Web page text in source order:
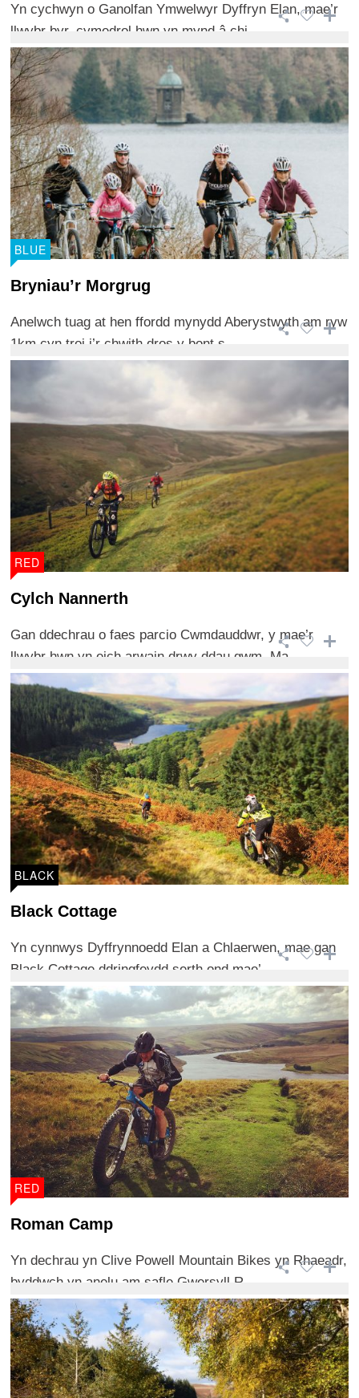
Yn cychwyn o Ganolfan Ymwelwyr Dyffryn Elan, mae’r
llwybr byr, cymedrol hwn yn mynd â chi ...
BLUE
Bryniau’r Morgrug
Anelwch tuag at hen ffordd mynydd Aberystwyth am ryw
1km cyn troi i’r chwith dros y bont s ...
RED
Cylch Nannerth
Gan ddechrau o faes parcio Cwmdauddwr, y mae’r
llwybr hwn yn eich arwain drwy ddau gwm. Ma ...
BLACK
Black Cottage
Yn cynnwys Dyffrynnoedd Elan a Chlaerwen, mae gan
Black Cottage ddringfeydd serth ond mae’ ...
RED
Roman Camp
Yn dechrau yn Clive Powell Mountain Bikes yn Rhaeadr,
byddwch yn anelu am safle Gwersyll R ...